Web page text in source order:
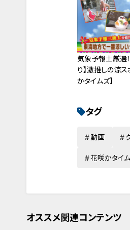
気象予報士厳選
り】激推しの涼ス
かタイムズ】
タグ
動画
花咲かタイ
オススメ関連コンテンツ